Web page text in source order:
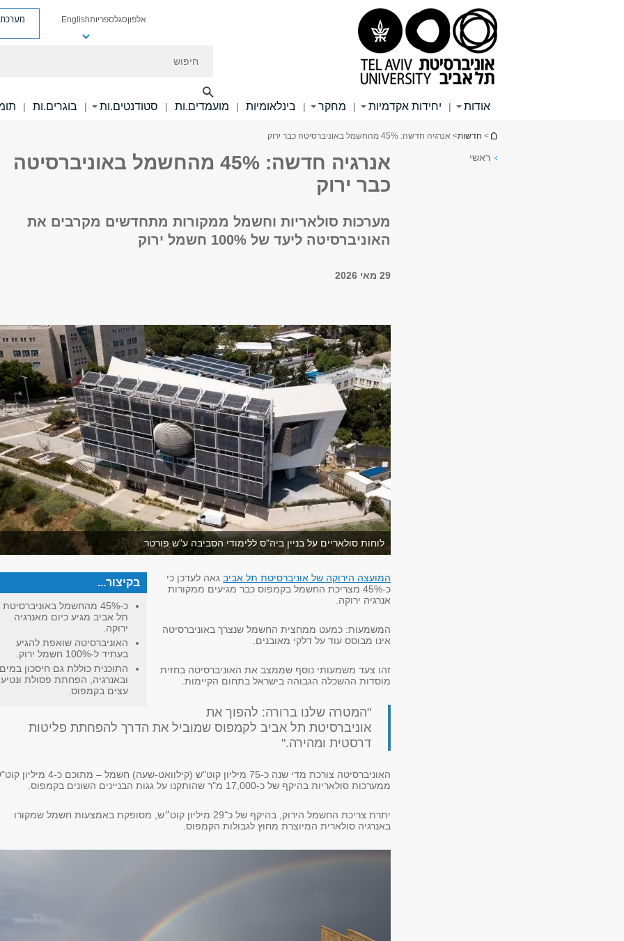
אלפוןסגלספריותEnglish מערכת
אודות | יחידות אקדמיות | מחקר | בינלאומיות | מועמדים.ות | סטודנטים.ות | בוגרים.ות |
הינך נמצא כאן
> חדשות> אנרגיה חדשה: 45% מהחשמל באוניברסיטה כבר ירוק
ראשי
אנרגיה חדשה: 45% מהחשמל באוניברסיטה
כבר ירוק
מערכות סולאריות וחשמל ממקורות מתחדשים מקרבים את
האוניברסיטה ליעד של 100% חשמל ירוק
29 מאי 2026
לוחות סולאריים על בניין ביה"ס ללימודי הסביבה ע"ש פורטר
בקיצור...
כ-45% מהחשמל באוניברסיטת
תל אביב מגיע כיום מאנרגיה
ירוקה.
האוניברסיטה שואפת להגיע
בעתיד ל-100% חשמל ירוק.
התוכנית כוללת גם חיסכון במים
ובאנרגיה, הפחתת פסולת
עצים בקמפוס.
המועצה הירוקה של אוניברסיטת תל אביב גאה לעדכן כי
כ-45% מצריכת החשמל בקמפוס כבר מגיעים ממקורות
אנרגיה ירוקה.
המשמעות: כמעט ממחצית החשמל שנצרך באוניברסיטה
אינו מבוסס עוד על דלקי מאובנים.
זהו צעד משמעותי נוסף שממצב את האוניברסיטה בחזית
מוסדות ההשכלה הגבוהה בישראל בתחום הקיימות.
"המטרה שלנו ברורה: להפוך את
אוניברסיטת תל אביב לקמפוס שמוביל את הדרך להפחתת פליטות
דרסטית ומהירה."
האוניברסיטה צורכת מדי שנה כ-75 מיליון קוט"ש (קילוואט-שעה) חשמל – מתוכם כ-4
ממערכות סולאריות בהיקף של כ-17,000 מ"ר שהותקנו על גגות הבניינים השונים בקמפוס.
יתרת צריכת החשמל הירוק, בהיקף של כ־29 מיליון קוט״ש, מסופקת באמצעות חשמל שמקורו
באנרגיה סולארית המיוצרת מחוץ לגבולות הקמפוס.